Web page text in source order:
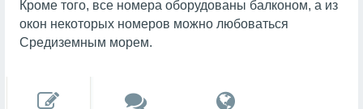
Кроме того, все номера оборудованы балконом, а из
окон некоторых номеров можно любоваться
Средиземным морем.